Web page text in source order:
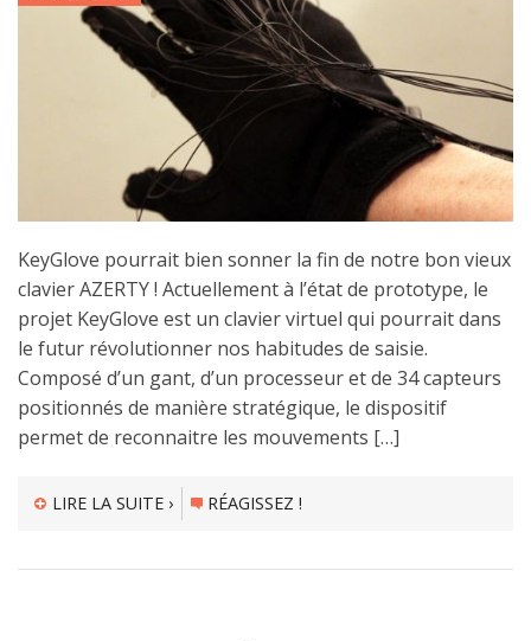
KeyGlove pourrait bien sonner la fin de notre bon vieux
clavier AZERTY ! Actuellement à l’état de prototype, le
projet KeyGlove est un clavier virtuel qui pourrait dans
le futur révolutionner nos habitudes de saisie.
Composé d’un gant, d’un processeur et de 34 capteurs
positionnés de manière stratégique, le dispositif
permet de reconnaitre les mouvements […]
LIRE LA SUITE › RÉAGISSEZ !